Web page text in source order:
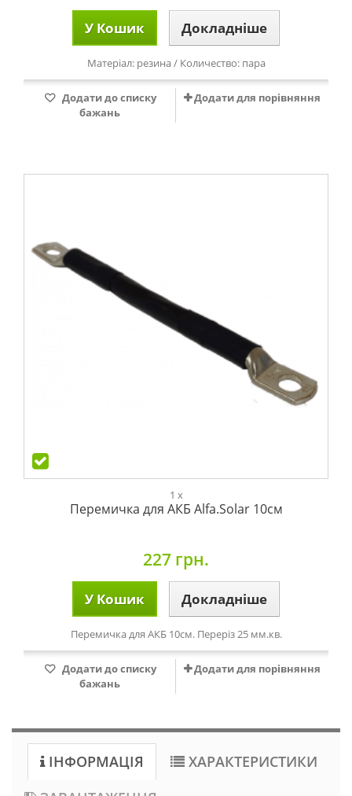
У Кошик Докладніше
Матеріал: резина / Количество: пара
Додати до списку
бажань
Додати для порівняння
1 x
Перемичка для АКБ Alfa.Solar 10см
227 грн.
У Кошик Докладніше
Перемичка для АКБ 10см. Переріз 25 мм.кв.
Додати до списку
бажань
Додати для порівняння
ІНФОРМАЦІЯ
ХАРАКТЕРИСТИКИ